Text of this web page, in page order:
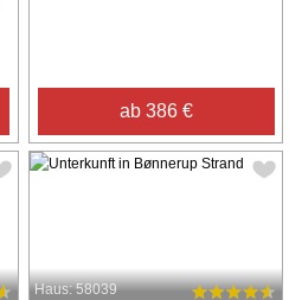
ab 386 €
Haus: 58039